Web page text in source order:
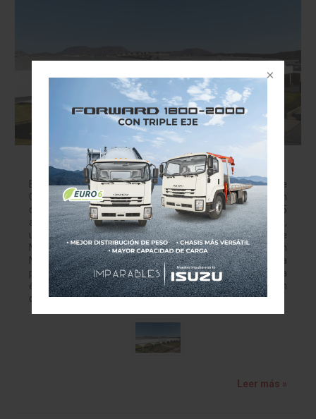
General Motors celebra 45 años de innovación
en Ramos Arizpe
El complejo de Coahuila pasó de producir clásicos de
Chevrolet a convertirse en pieza clave de la electrificación
de GM en México. General Motors celebra el 45
aniversario de su emblemático Complejo Ramos Arizpe,
una de las operaciones industriales más importantes de
México y referente de la manufactura automotriz en
Norteamérica. Desde su arranque en 1981 con la
producción del Chevrolet Monte Carlo, la planta ubicada
en Coahuila ha evolucionado hasta convertirse en un
centro estratégico para la innovación, exportación…
Leer más »